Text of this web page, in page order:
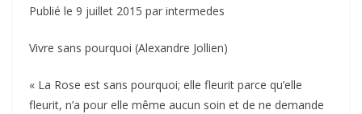
Publié le 9 juillet 2015 par intermedes
Vivre sans pourquoi (Alexandre Jollien)
« La Rose est sans pourquoi; elle fleurit parce qu’elle
fleurit, n’a pour elle même aucun soin et de ne demande